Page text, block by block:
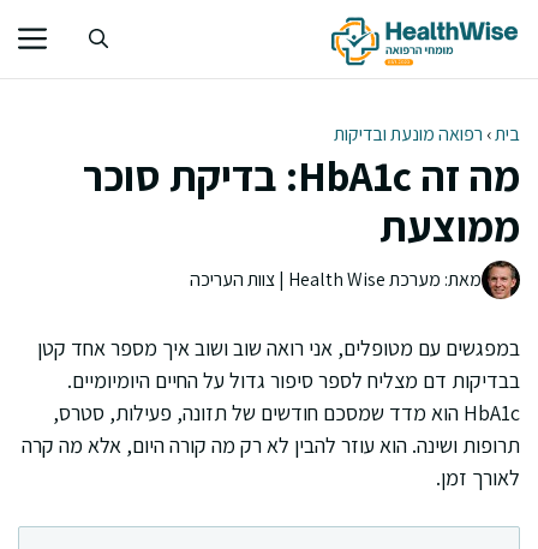
לתוכן
בית› רפואה מונעת ובדיקות
מה זה HbA1c: בדיקת סוכר
ממוצעת
מאת: מערכת Health Wise | צוות העריכה
במפגשים עם מטופלים, אני רואה שוב ושוב איך מספר אחד קטן
בבדיקות דם מצליח לספר סיפור גדול על החיים היומיומיים.
HbA1c הוא מדד שמסכם חודשים של תזונה, פעילות, סטרס,
תרופות ושינה. הוא עוזר להבין לא רק מה קורה היום, אלא מה קרה
לאורך זמן.